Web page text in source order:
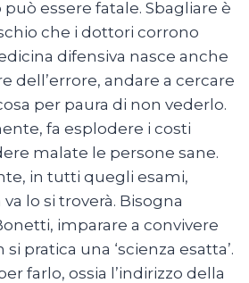
essere fatale. Sbagliare è
che i dottori corrono
difensiva nasce anche
dell’errore, andare a cercare
per paura di non vederlo.
fa esplodere i costi
malate le persone sane.
in tutti quegli esami,
lo si troverà. Bisogna
imparare a convivere
pratica una ‘scienza esatta’.
farlo, ossia l’indirizzo della